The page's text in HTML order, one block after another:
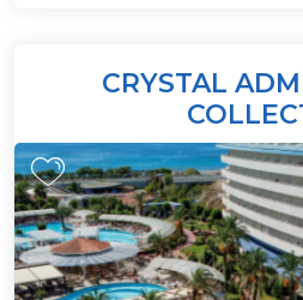
CRYSTAL